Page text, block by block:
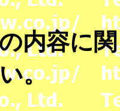
容に関
。